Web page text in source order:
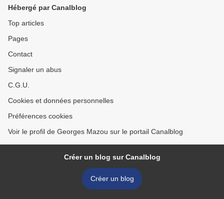
Hébergé par Canalblog
Top articles
Pages
Contact
Signaler un abus
C.G.U.
Cookies et données personnelles
Préférences cookies
Voir le profil de Georges Mazou sur le portail Canalblog
Créer un blog sur Canalblog
Créer un blog